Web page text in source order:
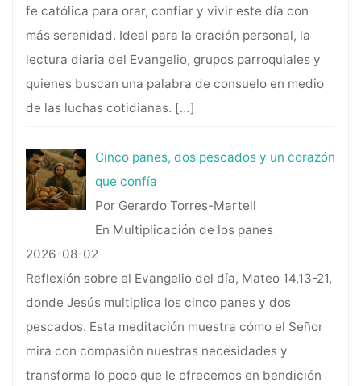
fe católica para orar, confiar y vivir este día con
más serenidad. Ideal para la oración personal, la
lectura diaria del Evangelio, grupos parroquiales y
quienes buscan una palabra de consuelo en medio
de las luchas cotidianas. […]
Cinco panes, dos pescados y un corazón
que confía
Por Gerardo Torres-Martell
En Multiplicación de los panes
2026-08-02
Reflexión sobre el Evangelio del día, Mateo 14,13-21,
donde Jesús multiplica los cinco panes y dos
pescados. Esta meditación muestra cómo el Señor
mira con compasión nuestras necesidades y
transforma lo poco que le ofrecemos en bendición